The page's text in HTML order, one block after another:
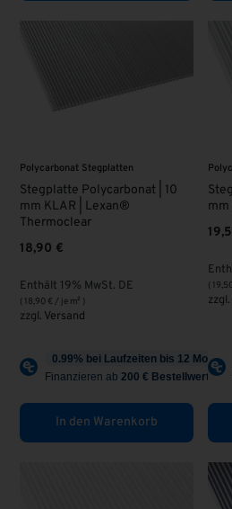
Polycarbonat Stegplatten
Stegplatte Polycarbonat | 10
mm KLAR | Lexan®
Thermoclear
18,90 €
Enthält 19% MwSt. DE
( 18,90 € / je m² )
zzgl. Versand
In den Warenkorb
(
zzgl.